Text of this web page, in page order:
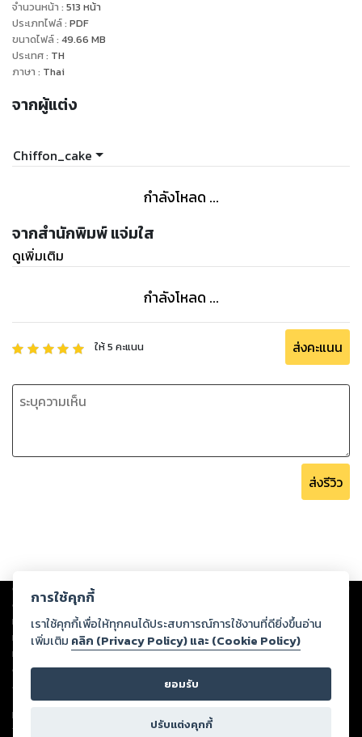
คนคนหนึ่งให้ผมรู้จัก
“เห้ยยย จริงดิ โทรเรียกมันมาเลย”
“แต่ประวัติมันไม่ค่อยดีนะ”
“เล่นร้านไหน ร้านนั้นเจ๊ง”
โอ๊ยยยยยยยย! ไอ้กร๊วก ตกลงมึงจะช่วยกูหานักดนตรี หรือมึงจะ
พาคนมาทำให้ร้านกูเจ๊งกันแน่วะ!?"
จำนวนหน้า : 513 หน้า
ประเภทไฟล์: PDF
ขนาดไฟล์: 49.66 MB
ประเทศ: TH
ภาษา : Thai
จากผู้แต่ง
Chiffon_cake
กำลังโหลด ...
จากสำนักพิมพ์ แจ่มใส
ดูเพิ่มเติม
กำลังโหลด ...
ให้5 คะแนน ส่งคะแนน
ส่งรีวิว
Copyright © 2026
ต่อผลงานหรือเนื้อหาใดที่อัปโหลดผ่านเว็บไซต์และปรากฏว่าละเมิดสิทธิใน
ทรัพย์สินทางปัญญาของบุคคลอื่นหรือขัดต่อกฎหมายและศีลธรรม ดังนั้น ผู้อ่าน
ทุกท่านโปรดใช้วิจารณญาณในการกลั่นกรองด้วยตนเอง และหากท่านพบว่าส่วน
หนึ่งส่วนใดขัดต่อกฎหมายและศีลธรรม กรุณาแจ้งมายังบริษัท เพื่อทีมงานจะได้
ดำเนินการในทันที ทั้งนี้ ทางสตอรี่ล็อกขอสงวนลิขสิทธิ์ตามพระราชบัญญัติ
ลิขสิทธิ์ พ.ศ. 2537 (ฉบับล่าสุด)
For support: member@ookbee.com
Version
การใช้คุกกี้
เราใช้คุกกี้เพื่อให้ทุกคนได้ประสบการณ์การใช้งานที่ดียิ่งขึ้นอ่าน
เพิ่มเติม คลิก (Privacy Policy) และ (Cookie Policy)
ยอมรับ
ปรับแต่งคุกกี้